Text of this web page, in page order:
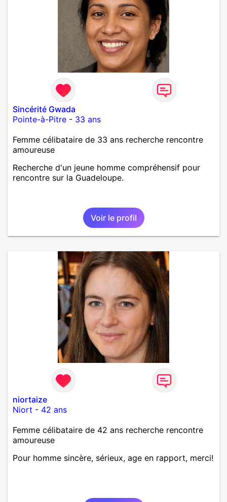
Sincérité Gwada
Pointe-à-Pitre - 33 ans
Femme célibataire de 33 ans recherche rencontre
amoureuse
Recherche d'un jeune homme compréhensif pour
rencontre sur la Guadeloupe.
Voir le profil
niortaize
Niort - 42 ans
Femme célibataire de 42 ans recherche rencontre
amoureuse
Pour homme sincère, sérieux, age en rapport, merci!